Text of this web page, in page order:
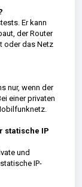
Er kann
der Router
oder das Netz
nur, wenn der
einer privaten
statische IP
und
IP-